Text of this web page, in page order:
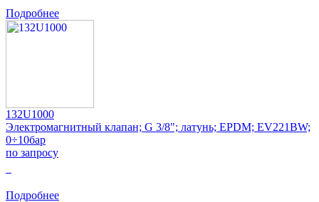
Подробнее
132U1000
Электромагнитный клапан; G 3/8"; латунь; EPDM; EV221BW;
0÷10бар
по запросу
Подробнее